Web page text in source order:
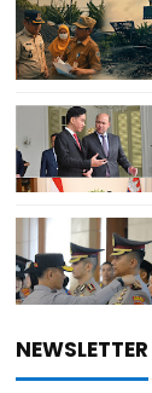
NEWSLETTER